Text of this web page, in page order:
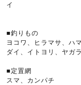
イ
■釣りもの
ヨコワ、ヒラマサ、ハ
ダイ、イトヨリ、ヤガ
■定置網
スマ、カンパチ